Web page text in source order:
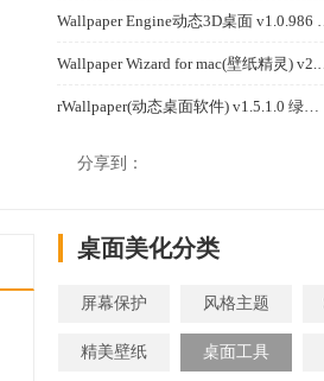
Wallpaper
Wallpaper
rWallpaper(动态桌面软件) v1.5.1.0 绿色版
分享到：
桌面美化分类
屏幕保护 风格主题
精美壁纸 桌面工具